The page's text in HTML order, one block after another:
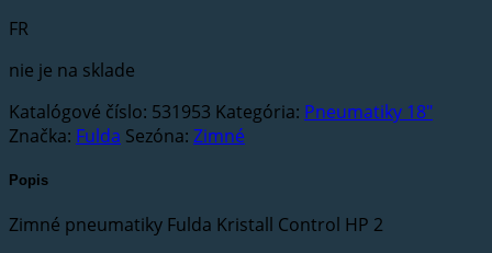
FR
nie je na sklade
Katalógové číslo: 531953 Kategória: Pneumatiky 18"
Značka: Fulda Sezóna: Zimné
Popis
Zimné pneumatiky Fulda Kristall Control HP 2